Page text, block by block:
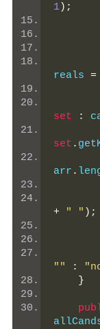
1);
reals =
set
:
set .
arr .
+
" " );
""
:
}